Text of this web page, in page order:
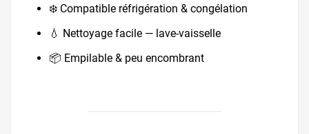
❄️ Compatible réfrigération & congélation
💧 Nettoyage facile — lave-vaisselle
📦 Empilable & peu encombrant